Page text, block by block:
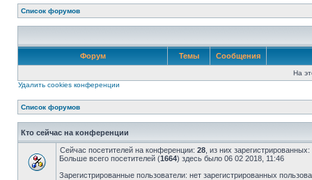
Список форумов
Форум Темы Сообщения
На
Удалить cookies конференции
Список форумов
Кто сейчас на конференции
Сейчас посетителей на конференции: 28 , из них
Больше всего посетителей (1664) здесь было 06 02 2018, 11:46
Зарегистрированные пользователи: нет зарегистрированных